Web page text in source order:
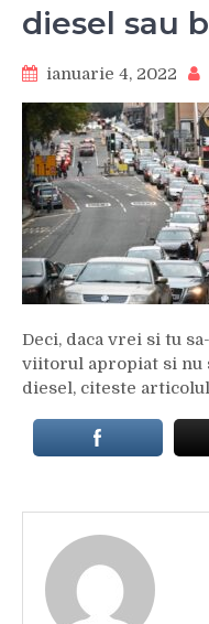
diesel sau
ianuarie 4, 2022
Deci, daca vrei si tu
viitorul apropiat si nu
diesel, citeste